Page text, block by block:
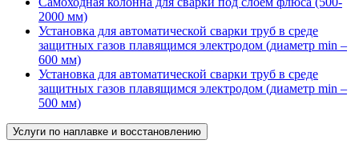
2000 мм)
Установка для автоматической сварки труб в среде
защитных газов плавящимся электродом (диаметр min –
600 мм)
Установка для автоматической сварки труб в среде
защитных газов плавящимся электродом (диаметр min –
500 мм)
Услуги по наплавке и восстановлению